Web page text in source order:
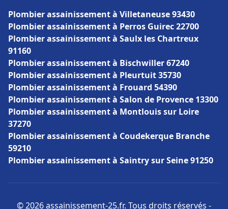
Plombier assainissement à Villetaneuse 93430
Plombier assainissement à Perros Guirec 22700
Plombier assainissement à Saulx les Chartreux
91160
Plombier assainissement à Bischwiller 67240
Plombier assainissement à Pleurtuit 35730
Plombier assainissement à Frouard 54390
Plombier assainissement à Salon de Provence 13300
Plombier assainissement à Montlouis sur Loire
37270
Plombier assainissement à Coudekerque Branche
59210
Plombier assainissement à Saintry sur Seine 91250
© 2026 assainissement-25.fr. Tous droits réservés -